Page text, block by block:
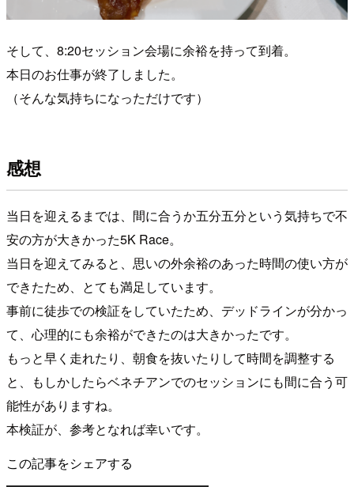
そして、8:20セッション会場に余裕を持って到着。
本日のお仕事が終了しました。
（そんな気持ちになっただけです）
感想
当日を迎えるまでは、間に合うか五分五分という気持ちで不
安の方が大きかった5K Race。
当日を迎えてみると、思いの外余裕のあった時間の使い方が
できたため、とても満足しています。
事前に徒歩での検証をしていたため、デッドラインが分かっ
て、心理的にも余裕ができたのは大きかったです。
もっと早く走れたり、朝食を抜いたりして時間を調整する
と、もしかしたらベネチアンでのセッションにも間に合う可
能性がありますね。
本検証が、参考となれば幸いです。
この記事をシェアする